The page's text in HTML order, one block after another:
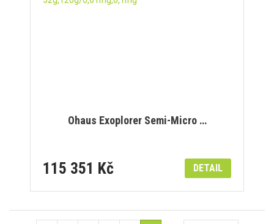
Ohaus Exoplorer Semi-Micro …
115 351 Kč DETAIL